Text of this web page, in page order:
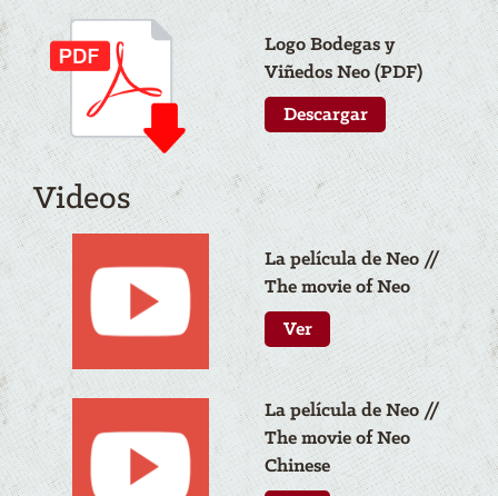
Logo Bodegas y
Viñedos Neo (PDF)
Descargar
Videos
La película de Neo//
The movie of Neo
Ver
La película de Neo//
The movie of Neo
Chinese